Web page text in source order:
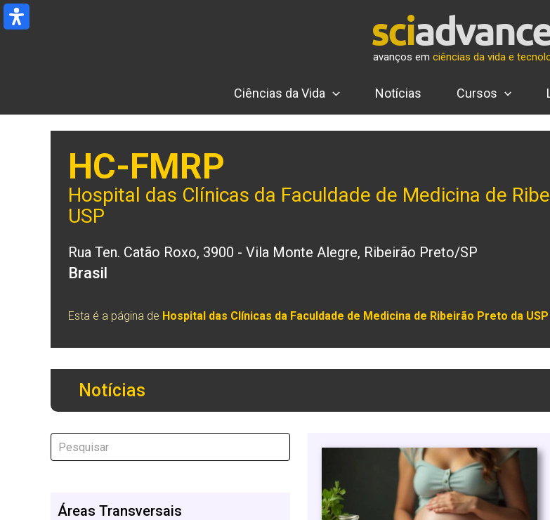
Ir
para
avanços em ciências da vida e
Ciências da Vida Notícias Cursos
HC-FMRP
Hospital das Clínicas da Faculdade de Medicina de
USP
Rua Ten. Catão Roxo, 3900 - Vila Monte Alegre, Ribeirão Preto/SP
Brasil
Esta é a página de Hospital das Clínicas da Faculdade de Medicina de Ribeirão Preto da USP
Notícias
Áreas Transversais